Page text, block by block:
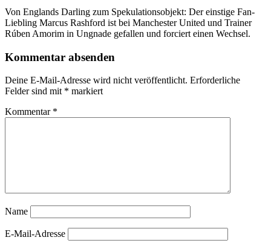
Von Englands Darling zum Spekulationsobjekt: Der einstige Fan-
Liebling Marcus Rashford ist bei Manchester United und Trainer
Rúben Amorim in Ungnade gefallen und forciert einen Wechsel.
Kommentar absenden
Deine E-Mail-Adresse wird nicht veröffentlicht. Erforderliche
Felder sind mit * markiert
Kommentar *
Name
E-Mail-Adresse